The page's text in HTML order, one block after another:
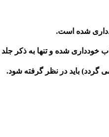
شده است.
خودداری شده و تنها به ذکر
گردد) باید در نظر گرفته شود.